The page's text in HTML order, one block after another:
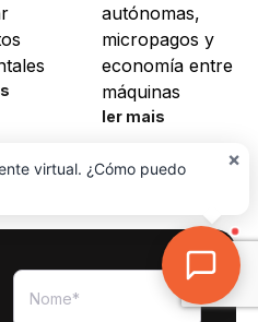
autónomas,
micropagos y
economía entre
máquinas
ler mais
×
virtual. ¿Cómo puedo